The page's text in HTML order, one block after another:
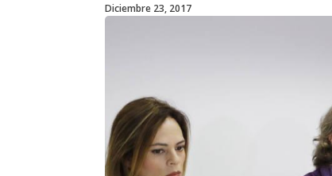
Diciembre 23, 2017